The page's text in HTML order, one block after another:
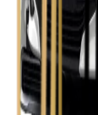
Zobacz
Toyota Avensis
Zobacz
Toyota Camry
Zobacz